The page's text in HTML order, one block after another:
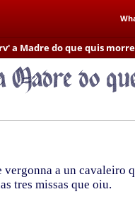
a Madre do que quis
a un cavaleiro
tres missas que oiu.